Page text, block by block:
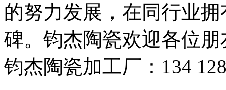
的努力发展，在同行业
碑。钧杰陶瓷欢迎各位
钧杰陶瓷加工厂：134